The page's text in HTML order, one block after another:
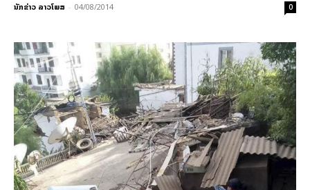
ນັກຂ່າວ ລາວໂພສ - 04/08/2014 0